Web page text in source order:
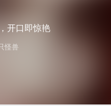
开口即惊艳
怪兽